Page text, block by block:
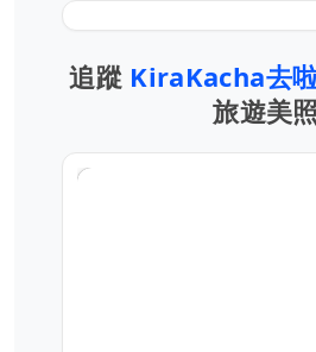
追蹤 KiraKacha去
旅遊美照